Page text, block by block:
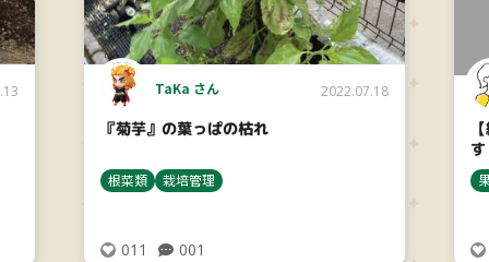
Amano さん 2022.08.09
【緑のカーテン】ゴーヤの育ちが悪いで
果菜類 用土・肥料
001 001